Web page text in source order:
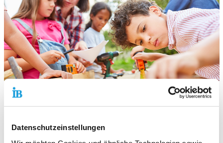
Datenschutzeinstellungen
Sozialpädagogische Familienhilfe (§ 31 SGB VIII)
Erziehungsbeistand (§ 30 SGB VIII)
Erzieherische Hilfen in Familien